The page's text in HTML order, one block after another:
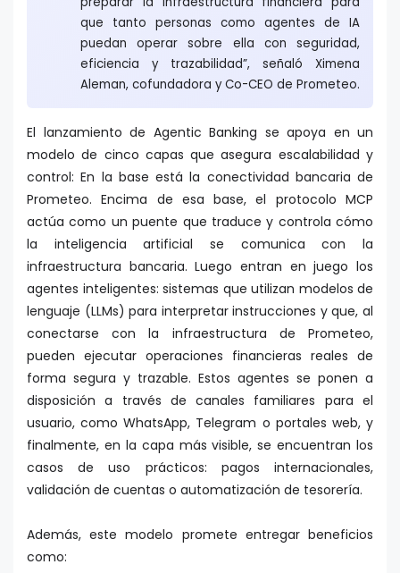
que tanto personas como agentes de IA
puedan operar sobre ella con seguridad,
eficiencia y trazabilidad”, señaló Ximena
Aleman, cofundadora y Co-CEO de Prometeo.
El lanzamiento de Agentic Banking se apoya en un
modelo de cinco capas que asegura escalabilidad y
control: En la base está la conectividad bancaria de
Prometeo. Encima de esa base, el protocolo MCP
actúa como un puente que traduce y controla cómo
la inteligencia artificial se comunica con la
infraestructura bancaria. Luego entran en juego los
agentes inteligentes: sistemas que utilizan modelos de
lenguaje (LLMs) para interpretar instrucciones y que, al
conectarse con la infraestructura de Prometeo,
pueden ejecutar operaciones financieras reales de
forma segura y trazable. Estos agentes se ponen a
disposición a través de canales familiares para el
usuario, como WhatsApp, Telegram o portales web, y
finalmente, en la capa más visible, se encuentran los
casos de uso prácticos: pagos internacionales,
validación de cuentas o automatización de tesorería.
Además, este modelo promete entregar beneficios
como: